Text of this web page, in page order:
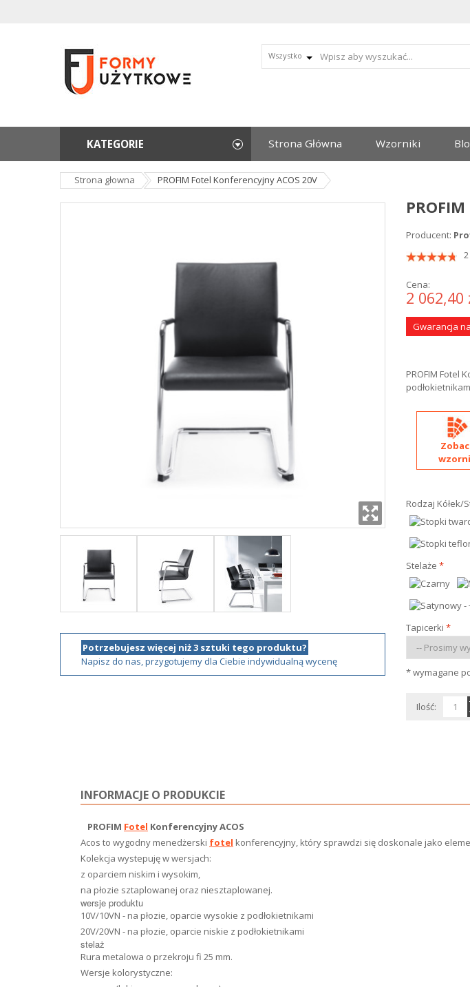
Wszystko
Strona Główna Wzorniki
KATEGORIE
Strona głowna PROFIM Fotel Konferencyjny ACOS 20V
Potrzebujesz więcej niż 3 sztuki tego produktu?
Napisz do nas, przygotujemy dla Ciebie indywidualną wycenę
Producent:
Cena:
2 062,40
Gwarancja
PROFIM Fotel
Rodzaj Kółek/
Stelaże *
Tapicerki *
* wymagane
Ilość:
INFORMACJE O PRODUKCIE
PROFIM Fotel KonferencyjnyACOS
Acos to wygodny menedżerski fotel konferencyjny, który sprawdzi się doskonale jako
Kolekcja wystepuję w wersjach:
z oparciem niskim i wysokim,
na płozie sztaplowanej oraz niesztaplowanej.
wersje produktu
10V/10VN - na płozie, oparcie wysokie z podłokietnikami
20V/20VN - na płozie, oparcie niskie z podłokietnikami
stelaż
Rura metalowa o przekroju fi 25 mm.
Wersje kolorystyczne: